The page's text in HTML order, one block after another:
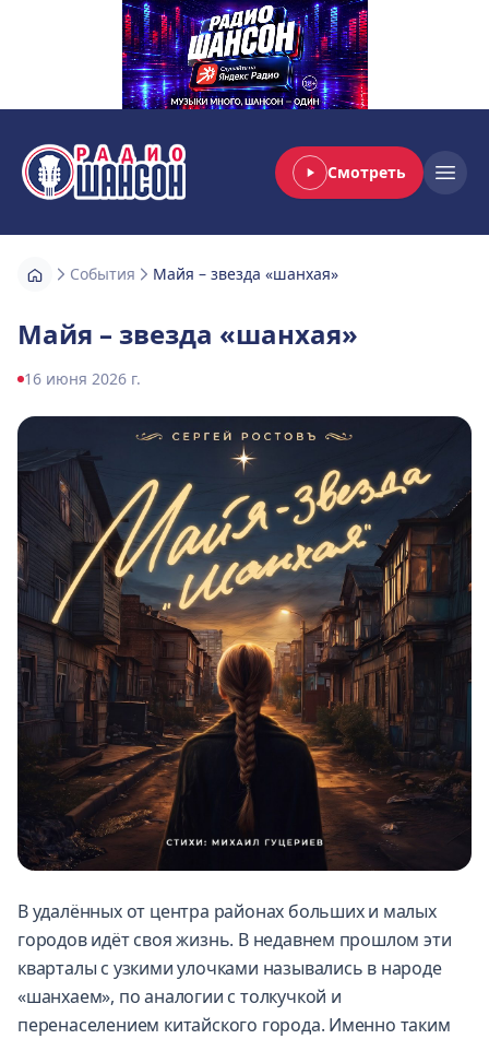
Радио Шансон Смотреть
События Майя – звезда «шанхая»
Майя – звезда «шанхая»
16 июня 2026 г.
В удалённых от центра районах больших и малых
городов идёт своя жизнь. В недавнем прошлом эти
кварталы с узкими улочками назывались в народе
«шанхаем», по аналогии с толкучкой и
перенаселением китайского города. Именно таким